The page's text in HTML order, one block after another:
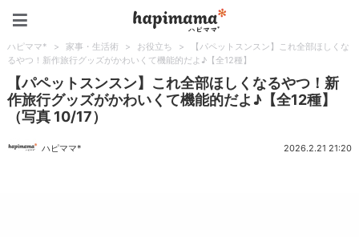
ハピママ* > 家事・生活術 > お役立ち >
【パペットスンスン】これ全部ほしくな
るやつ！新作旅行グッズがかわいくて機能的だよ♪【全12種】
【パペットスンスン】これ全部ほしくなるやつ！新
作旅行グッズがかわいくて機能的だよ♪【全12種】
（写真 10/17）
ハピママ* 2026.2.21 21:20